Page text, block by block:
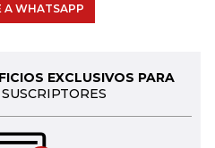
A WHATSAPP
EXCLUSIVOS PARA